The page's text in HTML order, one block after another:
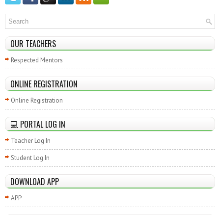
OUR TEACHERS
Respected Mentors
ONLINE REGISTRATION
Online Registration
💻 PORTAL LOG IN
Teacher Log In
Student Log In
DOWNLOAD APP
APP